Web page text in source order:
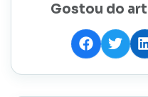
Gostou do